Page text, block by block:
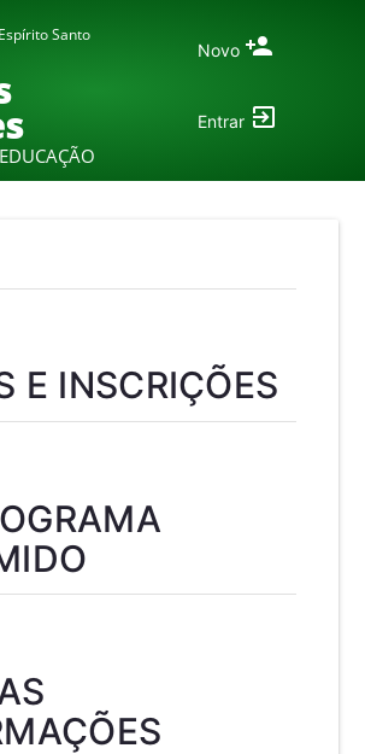
Santo
Novo
Entrar
E INSCRIÇÕES